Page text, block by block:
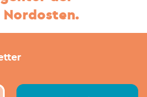
Nordosten.